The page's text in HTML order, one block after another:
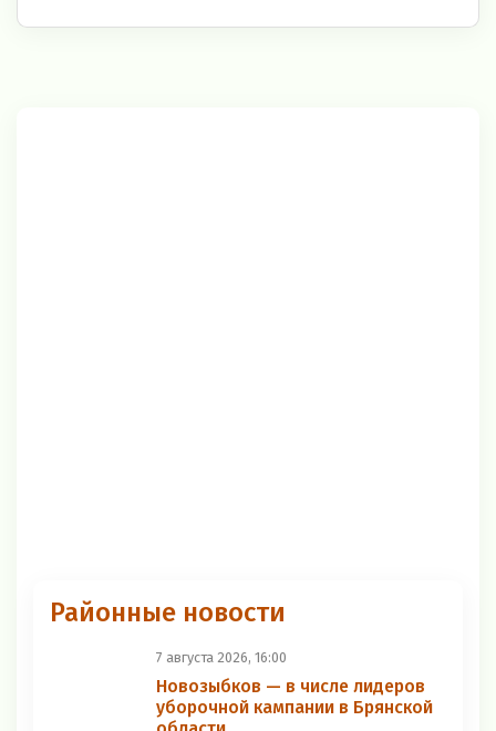
Районные новости
7 августа 2026, 16:00
Новозыбков — в числе лидеров
уборочной кампании в Брянской